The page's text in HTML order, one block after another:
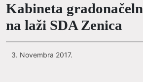
Kabineta
na laži SDA Zenica
3. Novembra 2017.